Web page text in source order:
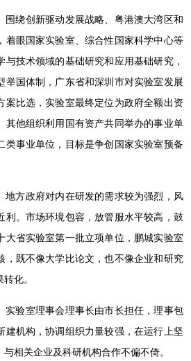
围绕创新驱动发展战略、粤港澳大湾区和
着眼国家实验室、综合性国家科学中心等
技术领域的基础研究和应用基础研究，
举国体制，广东省和深圳市对实验室发展
案比选，实验室最终定位为政府全额出资
其他组织利用国有资产共同举办的事业单
类事业单位，目标是争创国家实验室预备
地方政府对内在研发的需求较为强烈，风
利。市场环境包容，放管服水平较高，鼓
大省实验室第一批立项单位，鹏城实验室
，既不像大学比论文，也不像企业和研究
化。
实验室理事会理事长由市长担任，理事包
建机构，协调组织力量较强，在运行上坚
相关企业及科研机构合作不偏不倚。